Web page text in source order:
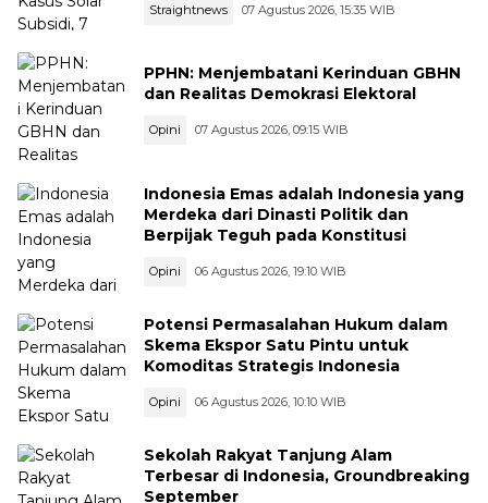
Straightnews 07 Agustus 2026, 15:35 WIB
PPHN: Menjembatani Kerinduan GBHN
dan Realitas Demokrasi Elektoral
Opini 07 Agustus 2026, 09:15 WIB
Indonesia Emas adalah Indonesia yang
Merdeka dari Dinasti Politik dan
Berpijak Teguh pada Konstitusi
Opini 06 Agustus 2026, 19:10 WIB
Potensi Permasalahan Hukum dalam
Skema Ekspor Satu Pintu untuk
Komoditas Strategis Indonesia
Opini 06 Agustus 2026, 10:10 WIB
Sekolah Rakyat Tanjung Alam
Terbesar di Indonesia, Groundbreaking
September